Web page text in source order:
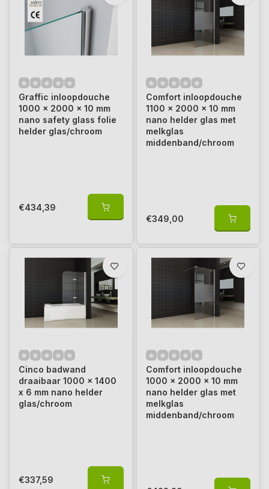
Graffic inloopdouche
1000 x 2000 x 10 mm
nano safety glass folie
helder glas/chroom
€434,39
Comfort inloopdouche
1100 x 2000 x 10 mm
nano helder glas met
melkglas
middenband/chroom
€349,00
Cinco badwand
draaibaar 1000 x 1400
x 6 mm nano helder
glas/chroom
€337,59
Comfort inloopdouche
1000 x 2000 x 10 mm
nano helder glas met
melkglas
middenband/chroom